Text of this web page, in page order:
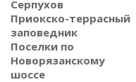
Серпухов
Приокско-террасный
заповедник
Поселки по
Новорязанскому
шоссе